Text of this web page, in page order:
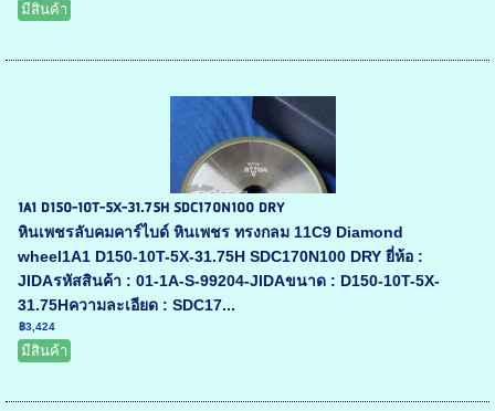
มีสินค้า
1A1 D150-10T-5X-31.75H SDC170N100 DRY
หินเพชรลับคมคาร์ไบด์ หินเพชร ทรงกลม 11C9 Diamond
wheel1A1 D150-10T-5X-31.75H SDC170N100 DRY ยี่ห้อ :
JIDAรหัสสินค้า : 01-1A-S-99204-JIDAขนาด : D150-10T-5X-
31.75Hความละเอียด : SDC17...
฿3,424
มีสินค้า